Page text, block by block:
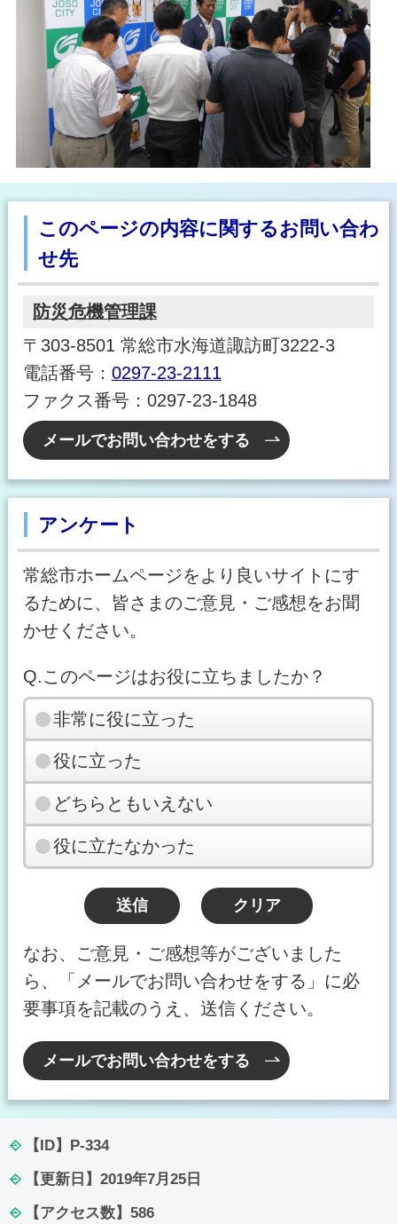
このページの内容に関するお問い合わ
せ先
防災危機管理課
〒303-8501 常総市水海道諏訪町3222-3
電話番号： 0297-23-2111
ファクス番号：0297-23-1848
メールでお問い合わせをする
アンケート
常総市ホームページをより良いサイトにす
るために、皆さまのご意見・ご感想をお聞
かせください。
Q.このページはお役に立ちましたか？
非常に役に立った
役に立った
どちらともいえない
役に立たなかった
なお、ご意見・ご感想等がございました
ら、「メールでお問い合わせをする」に必
要事項を記載のうえ、送信ください。
メールでお問い合わせをする
【ID】 P-334
【更新日】 2019年7月25日
【アクセス数】 586